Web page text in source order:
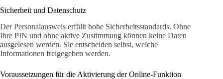
Sicherheit und Datenschutz
Der Personalausweis erfüllt hohe Sicherheitsstandards. Ohne
Ihre PIN und ohne aktive Zustimmung können keine Daten
ausgelesen werden. Sie entscheiden selbst, welche
Informationen freigegeben werden.
Voraussetzungen für die Aktivierung der Online-Funktion